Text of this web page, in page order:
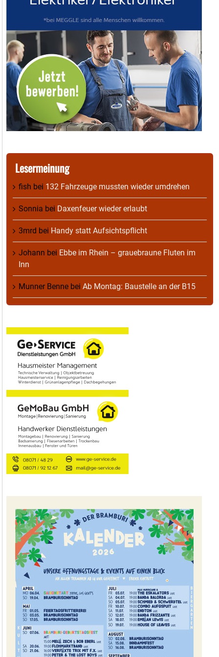
Lesermeinung
fish bei 132 Fahrzeuge mussten wieder umdrehen
Sonnia bei Daxenfeuer wieder erlaubt
3mrd bei Handy statt Aufsichtspflicht
Johann bei Ebbe im Rhein – grauebraune Fluten im
Inn
Munner Benne bei Ab Montag: Baustelle an der B15